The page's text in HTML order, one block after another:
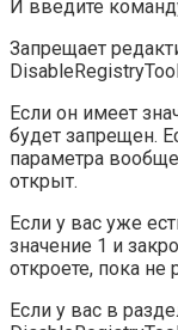
И введите
Запрещает
Если он имеет
будет запрещен.
параметра
открыт.
Если у вас уже
значение 1 и
откроете, пока не
Если у вас в